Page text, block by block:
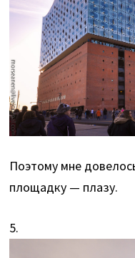
Поэтому мне
площадку — плазу.
5.